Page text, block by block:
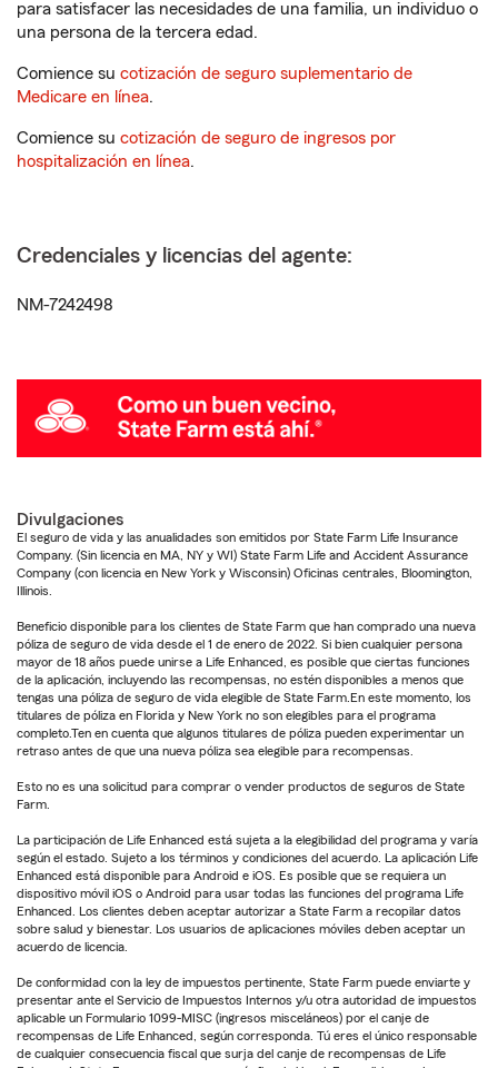
para satisfacer las necesidades de una familia, un individuo o
una persona de la tercera edad.
Comience su cotización de seguro suplementario de
Medicare en línea.
Comience su cotización de seguro de ingresos por
hospitalización en línea.
Credenciales y licencias del agente:
NM-7242498
Divulgaciones
El seguro de vida y las anualidades son emitidos por State Farm Life Insurance
Company. (Sin licencia en MA, NY y WI) State Farm Life and Accident Assurance
Company (con licencia en New York y Wisconsin) Oficinas centrales, Bloomington,
Illinois.
Beneficio disponible para los clientes de State Farm que han comprado una nueva
póliza de seguro de vida desde el 1 de enero de 2022. Si bien cualquier persona
mayor de 18 años puede unirse a Life Enhanced, es posible que ciertas funciones
de la aplicación, incluyendo las recompensas, no estén disponibles a menos que
tengas una póliza de seguro de vida elegible de State Farm.En este momento, los
titulares de póliza en Florida y New York no son elegibles para el programa
completo.Ten en cuenta que algunos titulares de póliza pueden experimentar un
retraso antes de que una nueva póliza sea elegible para recompensas.
Esto no es una solicitud para comprar o vender productos de seguros de State
Farm.
La participación de Life Enhanced está sujeta a la elegibilidad del programa y varía
según el estado. Sujeto a los términos y condiciones del acuerdo. La aplicación Life
Enhanced está disponible para Android e iOS. Es posible que se requiera un
dispositivo móvil iOS o Android para usar todas las funciones del programa Life
Enhanced. Los clientes deben aceptar autorizar a State Farm a recopilar datos
sobre salud y bienestar. Los usuarios de aplicaciones móviles deben aceptar un
acuerdo de licencia.
De conformidad con la ley de impuestos pertinente, State Farm puede enviarte y
presentar ante el Servicio de Impuestos Internos y/u otra autoridad de impuestos
aplicable un Formulario 1099-MISC (ingresos misceláneos) por el canje de
recompensas de Life Enhanced, según corresponda. Tú eres el único responsable
de cualquier consecuencia fiscal que surja del canje de recompensas de Life